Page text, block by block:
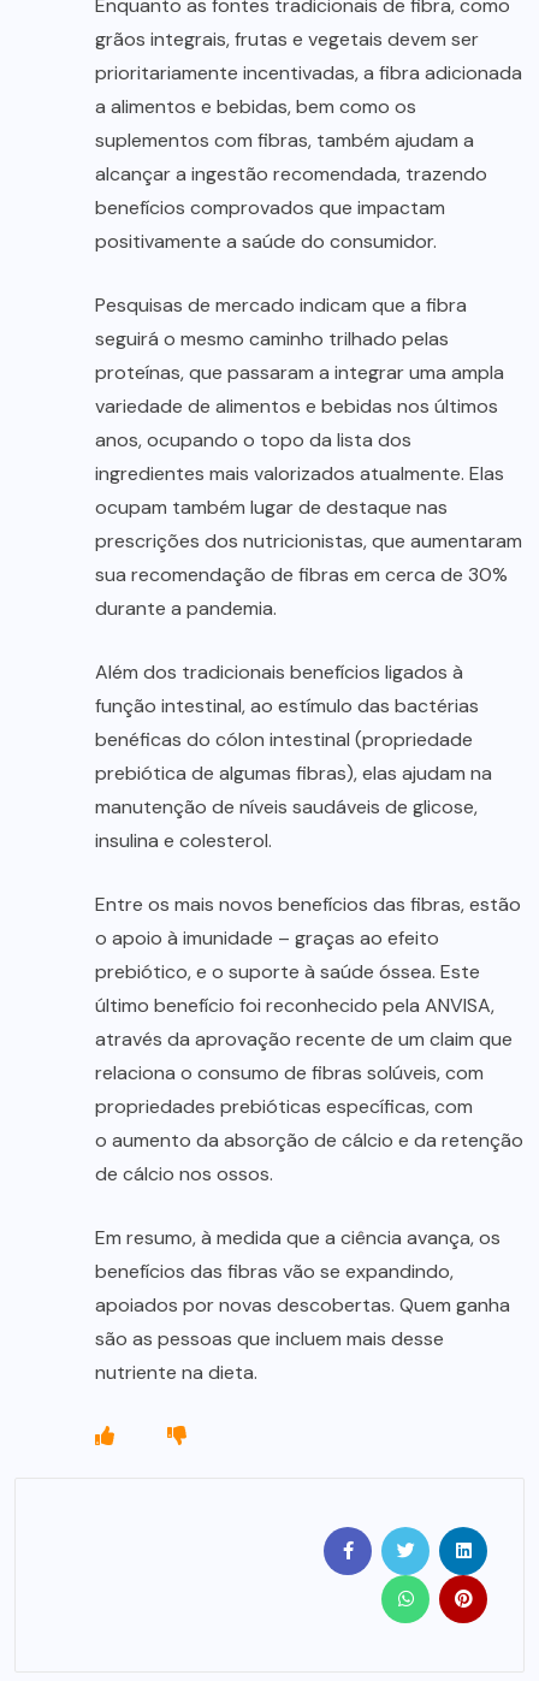
grãos integrais, frutas e vegetais devem ser
prioritariamente incentivadas, a fibra adicionada
a alimentos e bebidas, bem como os
suplementos com fibras, também ajudam a
alcançar a ingestão recomendada, trazendo
benefícios comprovados que impactam
positivamente a saúde do consumidor.
Pesquisas de mercado indicam que a fibra
seguirá o mesmo caminho trilhado pelas
proteínas, que passaram a integrar uma ampla
variedade de alimentos e bebidas nos últimos
anos, ocupando o topo da lista dos
ingredientes mais valorizados atualmente. Elas
ocupam também lugar de destaque nas
prescrições dos nutricionistas, que aumentaram
sua recomendação de fibras em cerca de 30%
durante a pandemia.
Além dos tradicionais benefícios ligados à
função intestinal, ao estímulo das bactérias
benéficas do cólon intestinal (propriedade
prebiótica de algumas fibras), elas ajudam na
manutenção de níveis saudáveis de glicose,
insulina e colesterol.
Entre os mais novos benefícios das fibras, estão
o apoio à imunidade – graças ao efeito
prebiótico, e o suporte à saúde óssea. Este
último benefício foi reconhecido pela ANVISA,
através da aprovação recente de um claim que
relaciona o consumo de fibras solúveis, com
propriedades prebióticas específicas, com
o aumento da absorção de cálcio e da retenção
de cálcio nos ossos.
Em resumo, à medida que a ciência avança, os
benefícios das fibras vão se expandindo,
apoiados por novas descobertas. Quem ganha
são as pessoas que incluem mais desse
nutriente na dieta.